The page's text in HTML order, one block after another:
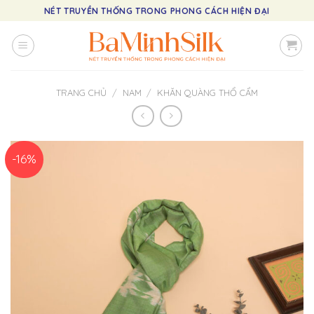
to
content
NÉT TRUYỀN THỐNG TRONG PHONG CÁCH HIỆN ĐẠI
TRANG CHỦ / NAM / KHĂN QUÀNG THỔ CẨM
-16%